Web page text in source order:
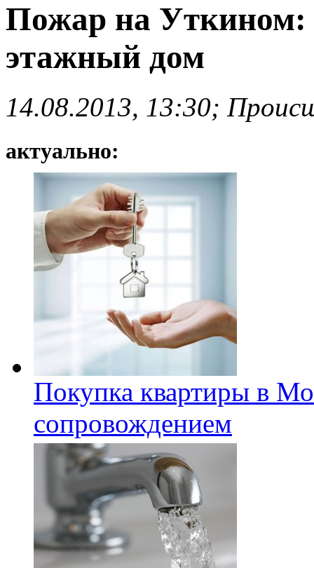
Пожар на Уткином:
этажный дом
14.08.2013, 13:30;
актуально:
Покупка квартиры в
сопровождением